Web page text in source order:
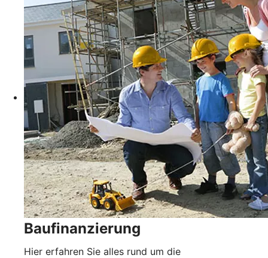
Baufinanzierung
Hier erfahren Sie alles rund um die